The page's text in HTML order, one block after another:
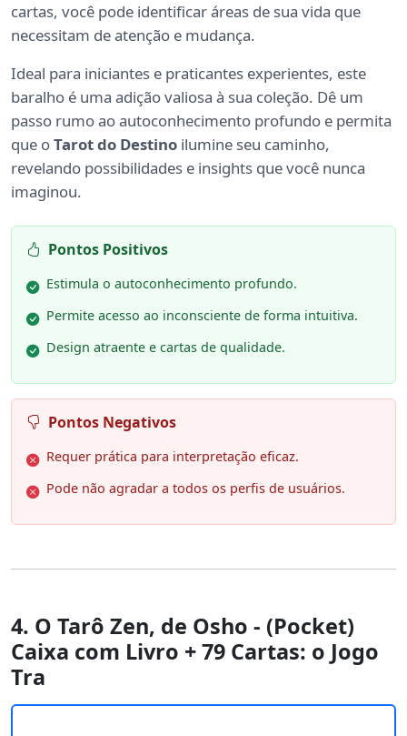
cartas, você pode identificar áreas de sua vida que
necessitam de atenção e mudança.
Ideal para iniciantes e praticantes experientes, este
baralho é uma adição valiosa à sua coleção. Dê um
passo rumo ao autoconhecimento profundo e permita
que oTarot do Destino ilumine seu caminho,
revelando possibilidades e insights que você nunca
imaginou.
Pontos Positivos
Estimula o autoconhecimento profundo.
Permite acesso ao inconsciente de forma intuitiva.
Design atraente e cartas de qualidade.
Pontos Negativos
Requer prática para interpretação eficaz.
Pode não agradar a todos os perfis de usuários.
4. O Tarô Zen, de Osho - (Pocket)
Caixa com Livro + 79 Cartas: o Jogo
Tra